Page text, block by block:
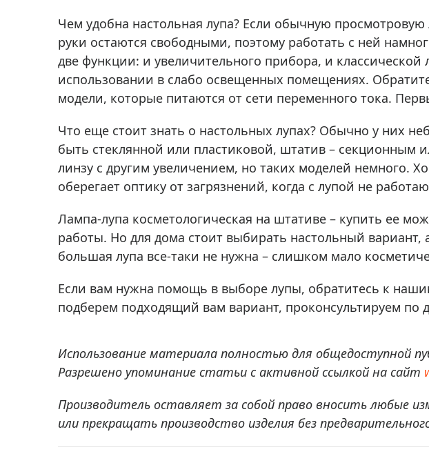
Подарки
Хиты продаж
Акции
Чем удобна настольная лупа? Если обычную
руки остаются свободными, поэтому работать с ней
две функции: и увеличительного прибора, и
использовании в слабо освещенных помещениях.
модели, которые питаются от сети переменного тока.
Что еще стоит знать о настольных лупах? Обычно у них
быть стеклянной или пластиковой, штатив – секционным
линзу с другим увеличением, но таких моделей немного.
оберегает оптику от загрязнений, когда с лупой не
Лампа-лупа косметологическая на штативе – купить ее
работы. Но для дома стоит выбирать настольный
большая лупа все-таки не нужна – слишком мало
Если вам нужна помощь в выборе лупы, обратитесь к
подберем подходящий вам вариант, проконсультируем по
Использование материала полностью для общедоступной
Разрешено упоминание статьи с активной ссылкой на сайт
Производитель оставляет за собой право вносить любые
или прекращать производство изделия без